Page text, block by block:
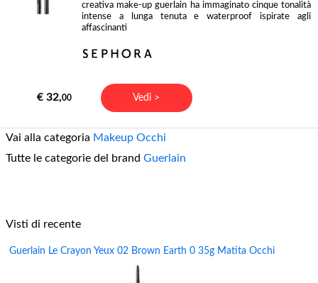
creativa make-up guerlain ha immaginato cinque tonalità
intense a lunga tenuta e waterproof ispirate agli
affascinanti
€ 32,00 Vedi >
Vai alla categoria Makeup Occhi
Tutte le categorie del brand Guerlain
Visti di recente
Guerlain Le Crayon Yeux 02 Brown Earth 0 35g Matita Occhi